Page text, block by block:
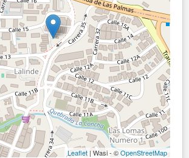
Leaflet | Wasi - ©OpenStreetMap